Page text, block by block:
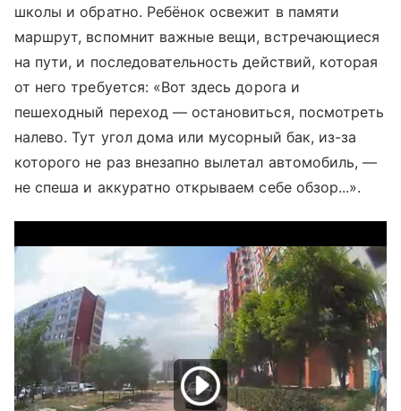
школы и обратно. Ребёнок освежит в памяти
маршрут, вспомнит важные вещи, встречающиеся
на пути, и последовательность действий, которая
от него требуется: «Вот здесь дорога и
пешеходный переход — остановиться, посмотреть
налево. Тут угол дома или мусорный бак, из-за
которого не раз внезапно вылетал автомобиль, —
не спеша и аккуратно открываем себе обзор...».